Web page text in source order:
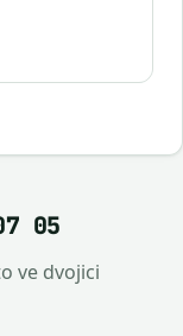
05
ve dvojici